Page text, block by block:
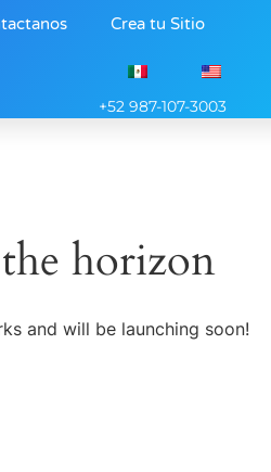
Crea tu Sitio
+52 987-107-3003
horizon
and will be launching soon!